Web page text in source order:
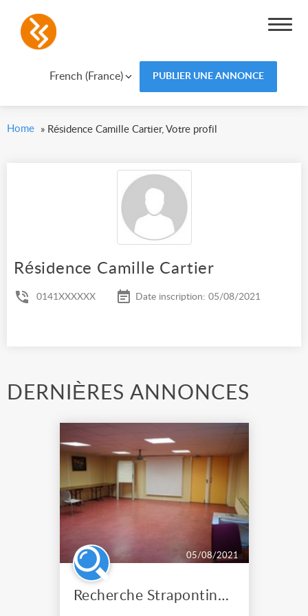
French (France) PUBLIER UNE ANNONCE
Home » Résidence Camille Cartier, Votre profil
Résidence Camille Cartier
0141XXXXXX Date inscription: 05/08/2021
DERNIÈRES ANNONCES
05/08/2021
Recherche Strapontins de théâtre